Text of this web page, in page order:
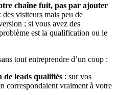
chaîne fuit, pas par ajouter
des visiteurs mais peu de
; si vous avez des
est la qualification ou le
tout entreprendre d’un coup :
leads qualifiés : sur vos
correspondaient vraiment à votre